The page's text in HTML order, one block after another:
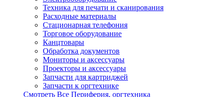
Техника для печати и сканирования
Расходные материалы
Стационарная телефония
Торговое оборудование
Канцтовары
Обработка документов
Мониторы и аксессуары
Проекторы и аксессуары
Запчасти для картриджей
Запчасти к оргтехнике
Смотреть Все Периферия, оргтехника